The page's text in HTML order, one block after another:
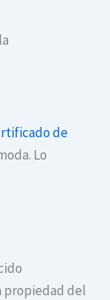
de
Lo
propiedad del